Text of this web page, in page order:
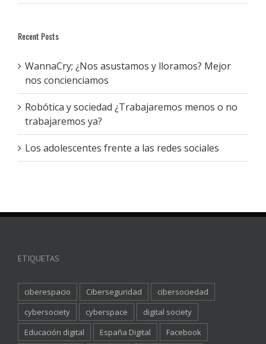
Recent Posts
WannaCry; ¿Nos asustamos y lloramos? Mejor
nos concienciamos
Robótica y sociedad ¿Trabajaremos menos o no
trabajaremos ya?
Los adolescentes frente a las redes sociales
ETIQUETAS
ciberespacio Ciberseguridad
cibersociedad
cybersociety
cyberspace
digital society
Educación digital
España Digital
Facebook